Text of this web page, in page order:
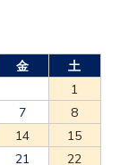
金
土
1
7
8
14
15
21
22